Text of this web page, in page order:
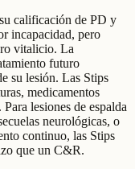
calificación de PD y
incapacidad, pero
vitalicio. La
futuro
su lesión. Las Stips
medicamentos
lesiones de espalda
neurológicas, o
continuo, las Stips
que un C&R.